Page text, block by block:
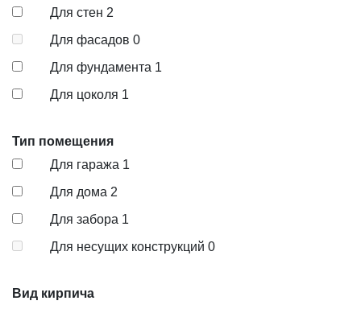
Для стен 2
Для фасадов 0
Для фундамента 1
Для цоколя 1
Тип помещения
Для гаража 1
Для дома 2
Для забора 1
Для несущих конструкций 0
Вид кирпича